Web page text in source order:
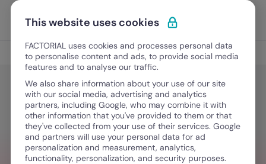
Ir para o conteúdo
Experimente Grátis
Gestão de Talentos
Gestão de Talentos
O que é DHO: Desenvolvimento
Humano e Organizacional
This website uses cookies
FACTORIAL uses cookies and processes personal data
to personalise content and ads, to provide social media
features and to analyse our traffic.
We also share information about your use of our site
with our social media, advertising and analytics
partners, including Google, who may combine it with
other information that you've provided to them or that
they've collected from your use of their services. Google
and partners will use your personal data for ad
personalization and measurement, analytics,
functionality, personalization, and security purposes.